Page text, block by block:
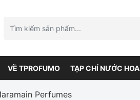
VỀ TPROFUMO TẠP CHÍ NƯỚC HOA
Perfumes